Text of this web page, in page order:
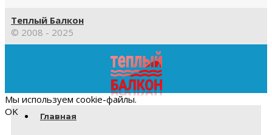
Теплый Балкон
© 2008 - 2025
Главная
Мы используем cookie-файлы.
OK